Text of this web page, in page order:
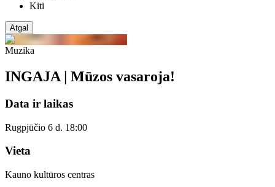
Kiti
Atgal
Muzika
INGAJA | Mūzos vasaroja!
Data ir laikas
Rugpjūčio 6 d. 18:00
Vieta
Kauno kultūros centras